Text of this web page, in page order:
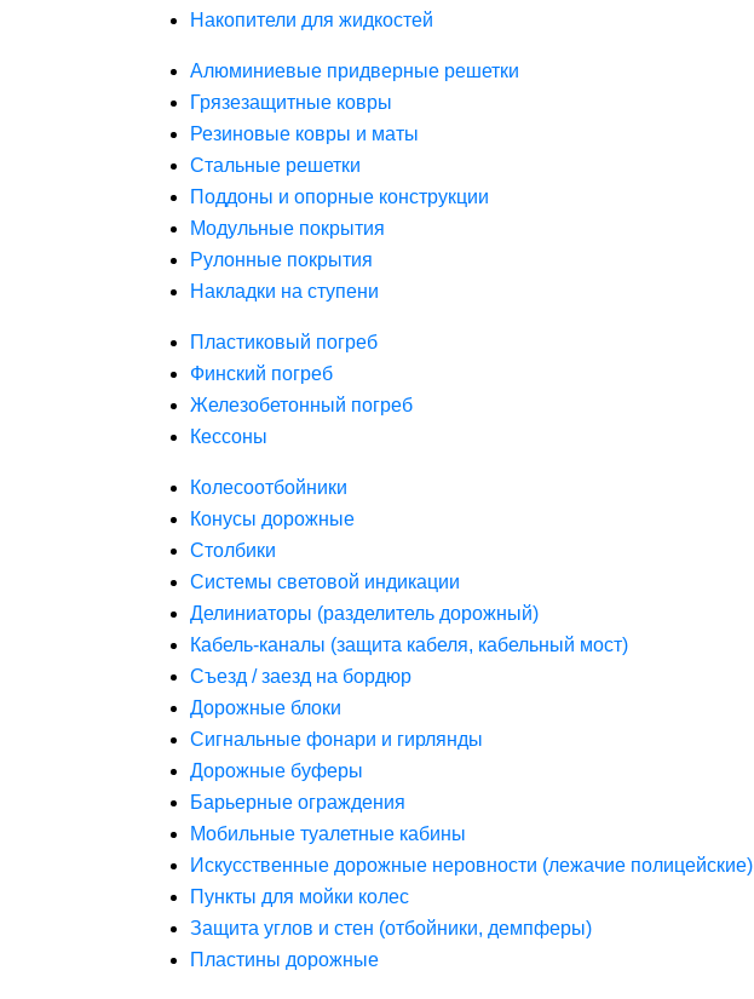
Накопители для жидкостей
Алюминиевые придверные решетки
Грязезащитные ковры
Резиновые ковры и маты
Стальные решетки
Поддоны и опорные конструкции
Модульные покрытия
Рулонные покрытия
Накладки на ступени
Пластиковый погреб
Финский погреб
Железобетонный погреб
Кессоны
Колесоотбойники
Конусы дорожные
Столбики
Системы световой индикации
Делиниаторы (разделитель дорожный)
Кабель-каналы (защита кабеля, кабельный мост)
Съезд / заезд на бордюр
Дорожные блоки
Сигнальные фонари и гирлянды
Дорожные буферы
Барьерные ограждения
Мобильные туалетные кабины
Искусственные дорожные неровности (лежачие полицейские)
Пункты для мойки колес
Защита углов и стен (отбойники, демпферы)
Пластины дорожные